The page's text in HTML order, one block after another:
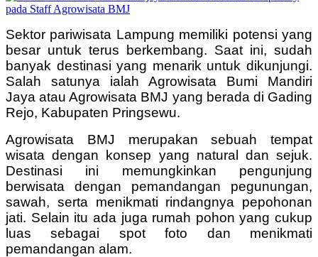
Sektor pariwisata Lampung memiliki potensi yang
besar untuk terus berkembang. Saat ini, sudah
banyak destinasi yang menarik untuk dikunjungi.
Salah satunya ialah Agrowisata Bumi Mandiri
Jaya atau Agrowisata BMJ yang berada di Gading
Rejo, Kabupaten Pringsewu.
Agrowisata BMJ merupakan sebuah tempat
wisata dengan konsep yang natural dan sejuk.
Destinasi ini memungkinkan pengunjung
berwisata dengan pemandangan pegunungan,
sawah, serta menikmati rindangnya pepohonan
jati. Selain itu ada juga rumah pohon yang cukup
luas sebagai spot foto dan menikmati
pemandangan alam.